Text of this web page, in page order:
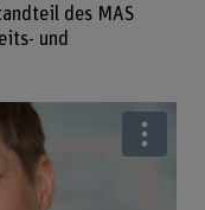
des MAS
und